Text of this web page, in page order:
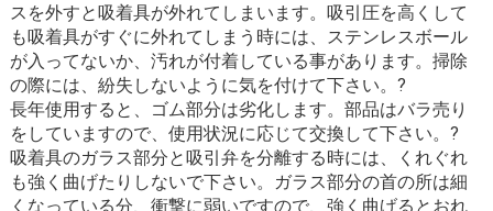
スを外すと吸着具が外れてしまいます。吸引圧を高くして
も吸着具がすぐに外れてしまう時には、ステンレスボール
が入ってないか、汚れが付着している事があります。掃除
の際には、紛失しないように気を付けて下さい。?
長年使用すると、ゴム部分は劣化します。部品はバラ売り
をしていますので、使用状況に応じて交換して下さい。?
吸着具のガラス部分と吸引弁を分離する時には、くれぐれ
も強く曲げたりしないで下さい。ガラス部分の首の所は細
くなっている分、衝撃に弱いですので、強く曲げるとおれ